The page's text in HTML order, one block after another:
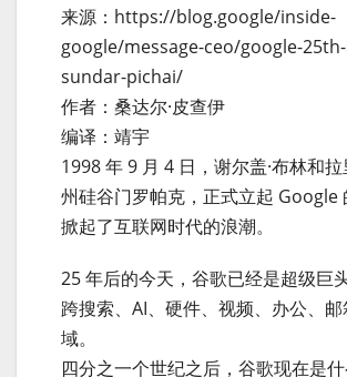
来源：https://blog.google/inside-
google/message-ceo/google-
sundar-pichai/
作者：桑达尔·皮查伊
编译：靖宇
1998 年 9 月 4 日，谢尔盖·布林和拉
州硅谷门罗帕克，正式立起 Google
掀起了互联网时代的浪潮。
25 年后的今天，谷歌已经是超级巨
跨搜索、AI、硬件、视频、办公、
域。
四分之一个世纪之后，谷歌现在是